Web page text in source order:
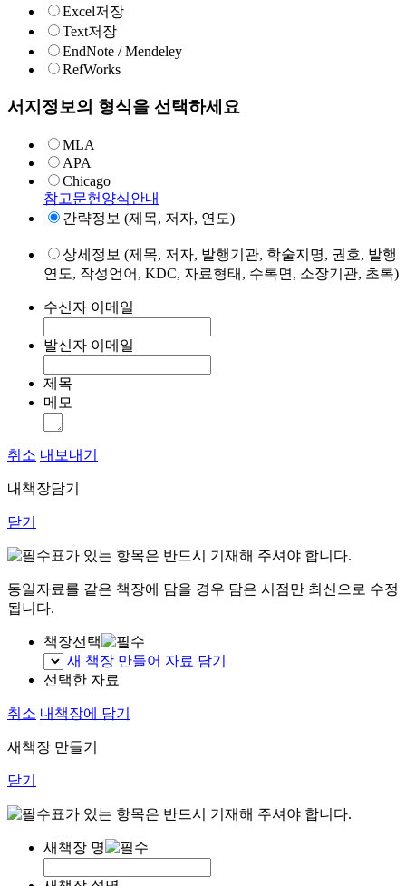
Excel저장
Text저장
EndNote / Mendeley
RefWorks
서지정보의 형식을 선택하세요
MLA
APA
Chicago
참고문헌양식안내
간략정보 (제목, 저자, 연도)
상세정보 (제목, 저자, 발행기관, 학술지명, 권호, 발행
연도, 작성언어, KDC, 자료형태, 수록면, 소장기관, 초록)
수신자 이메일
발신자 이메일
제목
메모
취소 내보내기
내책장담기
닫기
표가 있는 항목은 반드시 기재해 주셔야 합니다.
동일자료를 같은 책장에 담을 경우 담은 시점만 최신으로 수정
됩니다.
책장선택
새 책장 만들어 자료 담기
선택한 자료
취소 내책장에 담기
새책장 만들기
닫기
표가 있는 항목은 반드시 기재해 주셔야 합니다.
새책장 명